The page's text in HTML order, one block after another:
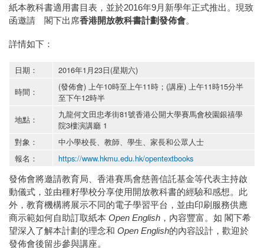
紙本教科書適用書目表，並於2016年9月新學年正式推出。現致
函邀請 閣下出席香港開放教科書計劃發佈會。
詳情如下：
日期：
2016年1月23日(星期六)
時間：
(發佈會) 上午10時至上午11時；(講座) 上午11時15分半
至下午12時半
地點：
九龍何文田忠孝街81號香港公開大學賽馬會校園銀禧學
院3樓演講廳 1
對象：
中小學校長、教師、學生、家長和公眾人士
報名：
https://www.hkmu.edu.hk/opentextbooks
發佈會將邀請教育局、香港賽馬會慈善信託基金等代表主持啟
動儀式，並由種籽學校分享使用開放教科書的經驗和感想。此
外，教育機構將展示不同的電子學習平台，並由印刷服務供應
商示範如何自助訂取紙本 Open English ，內容豐富。如 閣下希
望深入了解本計劃的理念和 Open English的內容設計，歡迎於
發佈會後留步參與講座。